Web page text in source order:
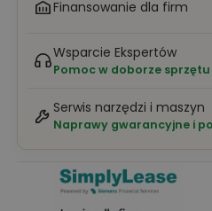
Finansowanie dla firm
Wsparcie Ekspertów
Pomoc w doborze
Serwis narzędzi i maszyn
Naprawy gwarancyjne i